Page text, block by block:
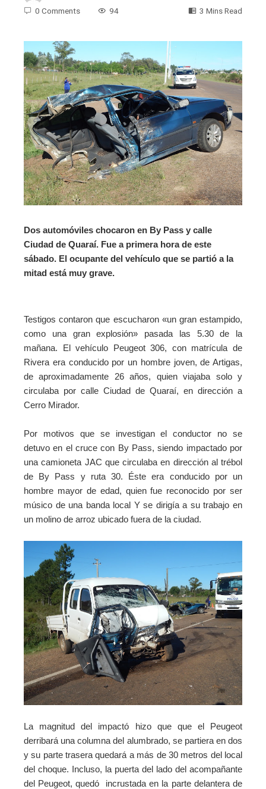
0 Comments
94 3 Mins Read
Dos automóviles chocaron en By Pass y calle
Ciudad de Quaraí. Fue a primera hora de este
sábado. El ocupante del vehículo que se partió a la
mitad está muy grave.
Testigos contaron que escucharon «un gran estampido,
como una gran explosión» pasada las 5.30 de la
mañana. El vehículo Peugeot 306, con matrícula de
Rivera era conducido por un hombre joven, de Artigas,
de aproximadamente 26 años, quien viajaba solo y
circulaba por calle Ciudad de Quaraí, en dirección a
Cerro Mirador.
Por motivos que se investigan el conductor no se
detuvo en el cruce con By Pass, siendo impactado por
una camioneta JAC que circulaba en dirección al trébol
de By Pass y ruta 30. Éste era conducido por un
hombre mayor de edad, quien fue reconocido por ser
músico de una banda local Y se dirigía a su trabajo en
un molino de arroz ubicado fuera de la ciudad.
La magnitud del impactó hizo que que el Peugeot
derribará una columna del alumbrado, se partiera en dos
y su parte trasera quedará a más de 30 metros del local
del choque. Incluso, la puerta del lado del acompañante
del Peugeot,quedó incrustada en la parte delantera de